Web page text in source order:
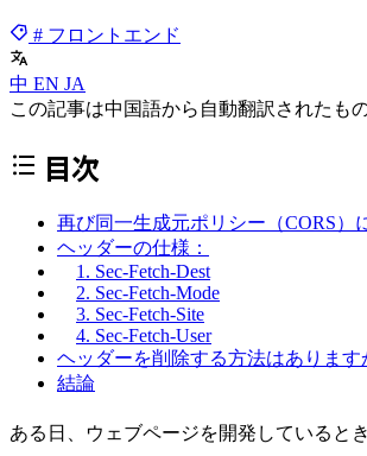
# フロントエンド
中 EN JA
この記事は中国語から自動翻訳されたも
目次
再び同一生成元ポリシー（CORS）
ヘッダーの仕様：
1. Sec-Fetch-Dest
2. Sec-Fetch-Mode
3. Sec-Fetch-Site
4. Sec-Fetch-User
ヘッダーを削除する方法はあります
結論
ある日、ウェブページを開発していると